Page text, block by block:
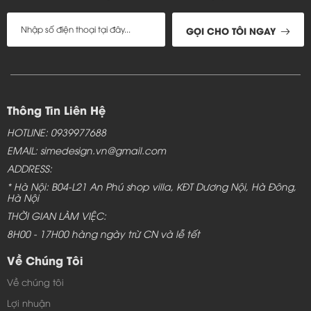
GỌI CHO TÔI NGAY
Thông Tin Liên Hệ
HOTLINE: 0939977688
EMAIL: simedesign.vn@gmail.com
ADDRESS:
* Hà Nội: B04-L21 An Phú shop villa, KĐT Dương Nội, Hà Đông,
Hà Nội
THỜI GIAN LÀM VIỆC:
8H00 - 17H00 hàng ngày trừ CN và lễ tết
Về Chúng Tôi
Về chúng tôi
Lợi nhuận